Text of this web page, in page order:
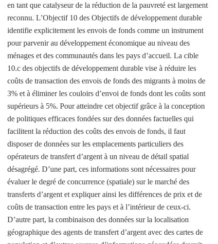
en tant que catalyseur de la réduction de la pauvreté est largement
reconnu. L’Objectif 10 des Objectifs de développement durable
identifie explicitement les envois de fonds comme un instrument
pour parvenir au développement économique au niveau des
ménages et des communautés dans les pays d’accueil. La cible
10.c des objectifs de développement durable vise à réduire les
coûts de transaction des envois de fonds des migrants à moins de
3% et à éliminer les couloirs d’envoi de fonds dont les coûts sont
supérieurs à 5%. Pour atteindre cet objectif grâce à la conception
de politiques efficaces fondées sur des données factuelles qui
facilitent la réduction des coûts des envois de fonds, il faut
disposer de données sur les emplacements particuliers des
opérateurs de transfert d’argent à un niveau de détail spatial
désagrégé. D’une part, ces informations sont nécessaires pour
évaluer le degré de concurrence (spatiale) sur le marché des
transferts d’argent et expliquer ainsi les différences de prix et de
coûts de transaction entre les pays et à l’intérieur de ceux-ci.
D’autre part, la combinaison des données sur la localisation
géographique des agents de transfert d’argent avec des cartes de